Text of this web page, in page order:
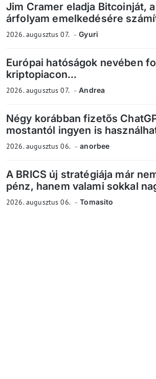
Jim Cramer eladja Bitcoinját,
árfolyam emelkedésére
2026. augusztus 07. Gyuri
Európai hatóságok nevében
kriptopiacon...
2026. augusztus 07. Andrea
Négy korábban fizetős
mostantól ingyen is
2026. augusztus 06. anorbee
A BRICS új stratégiája már
pénz, hanem valami sokkal
2026. augusztus 06. Tomasito